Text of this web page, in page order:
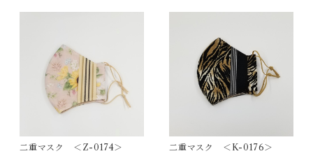
二重マスク ＜Z-0174＞ 二重マスク ＜K-0176＞